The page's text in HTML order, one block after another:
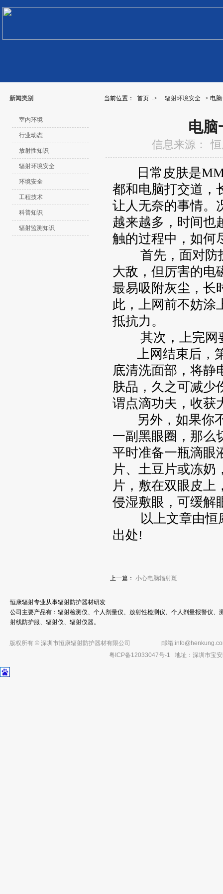
新闻类别 当前位置： 首页 -> 辐射环境安全 > 电
室内环境
行业动态
放射性知识
辐射环境安全
环境安全
工程技术
科普知识
辐射监测知识
电脑
信息来源：
日常皮肤是MM
都和电脑打交道，
让人无奈的事情。
越来越多，时间也
触的过程中，如何
首先，面对防护
大敌，但厉害的电
最易吸附灰尘，长
此，上网前不妨涂
抵抗力。
其次，上完网
上网结束后，第
底清洗面部，将静
肤品，久之可减少
谓点滴功夫，收获
另外，如果你不
一副黑眼圈，那么
平时准备一瓶滴眼
片、土豆片或冻奶
片，敷在双眼皮上
侵湿敷眼，可缓解
以上文章由恒
出处!
上一篇： 小心电脑辐射斑
恒康辐射专业从事辐射防护器材研发
公司主要产品有：辐射检测仪、个人剂量仪、放射性检测仪、个人剂量报警仪
射线防护服、辐射仪、辐射仪器。
版权所有 © 深圳市恒康辐射防护器材有限公司 邮箱:
粤ICP备12033047号-1 地址：深圳市宝